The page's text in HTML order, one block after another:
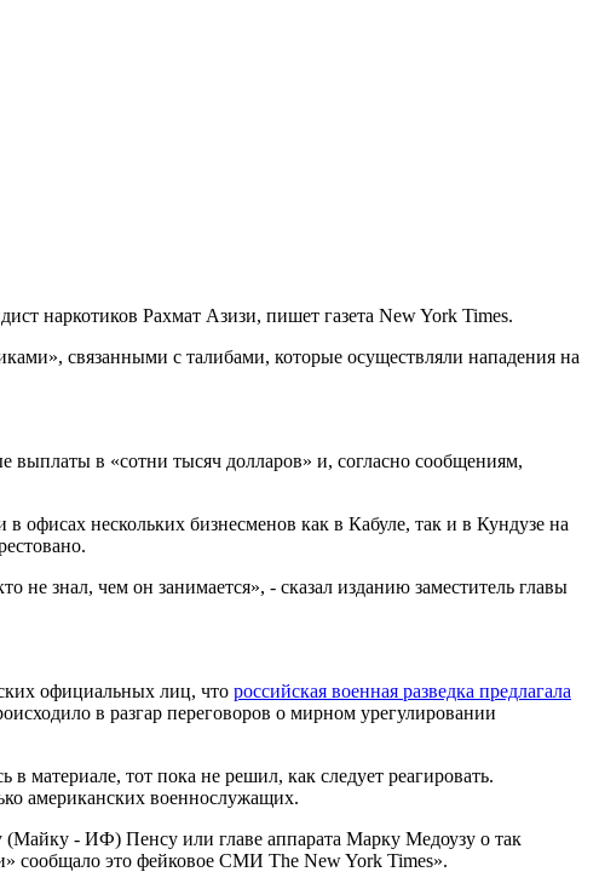
наркотиков Рахмат Азизи, пишет газета New York Times.
связанными с талибами, которые осуществляли нападения на
выплаты в «сотни тысяч долларов» и, согласно сообщениям,
офисах нескольких бизнесменов как в Кабуле, так и в Кундузе на
знал, чем он занимается», - сказал изданию заместитель главы
официальных лиц, что российская военная разведка предлагала
в разгар переговоров о мирном урегулировании
материале, тот пока не решил, как следует реагировать.
американских военнослужащих.
(Майку - ИФ) Пенсу или главе аппарата Марку Медоузу о так
сообщало это фейковое СМИ The New York Times».